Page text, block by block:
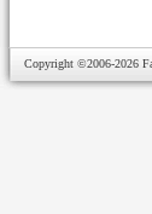
Copyright ©2006-2026